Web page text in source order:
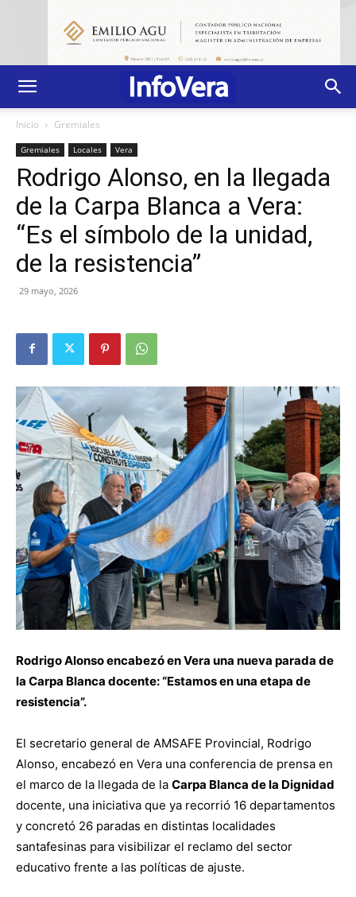
Inicio Gremiales
Gremiales Locales Vera
Rodrigo Alonso, en la llegada
de la Carpa Blanca a Vera:
“Es el símbolo de la unidad,
de la resistencia”
29 mayo, 2026
Rodrigo Alonso encabezó en Vera una nueva parada de
la Carpa Blanca docente: “Estamos en una etapa de
resistencia”.
El secretario general de AMSAFE Provincial, Rodrigo
Alonso, encabezó en Vera una conferencia de prensa en
el marco de la llegada de la Carpa Blanca de la Dignidad
docente, una iniciativa que ya recorrió 16 departamentos
y concretó 26 paradas en distintas localidades
santafesinas para visibilizar el reclamo del sector
educativo frente a las políticas de ajuste.